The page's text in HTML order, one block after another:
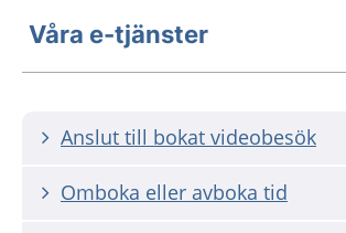
Våra e-tjänster
Anslut till bokat videobesök
Omboka eller avboka tid